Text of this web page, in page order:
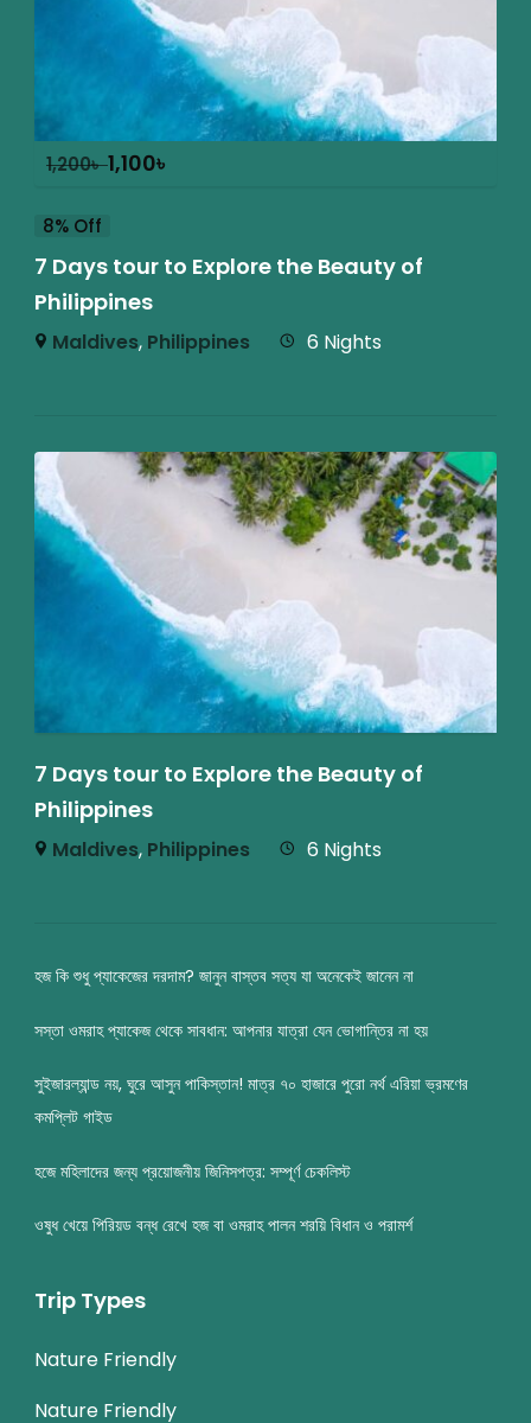
1,200৳1,100৳
8% Off
7 Days tour to Explore the Beauty of
Philippines
Maldives, Philippines 6 Nights
7 Days tour to Explore the Beauty of
Philippines
Maldives, Philippines 6 Nights
হজ কি শুধু প্যাকেজের দরদাম? জানুন বাস্তব সত্য যা অনেকেই জানেন না
সস্তা ওমরাহ প্যাকেজ থেকে সাবধান: আপনার যাত্রা যেন ভোগান্তির না হয়
সুইজারল্যান্ড নয়, ঘুরে আসুন পাকিস্তান! মাত্র ৭০ হাজারে পুরো নর্থ এরিয়া ভ্রমণের
কমপ্লিট গাইড
হজে মহিলাদের জন্য প্রয়োজনীয় জিনিসপত্র: সম্পূর্ণ চেকলিস্ট
ওষুধ খেয়ে পিরিয়ড বন্ধ রেখে হজ বা ওমরাহ পালন শরয়ি বিধান ও পরামর্শ
Trip Types
Nature Friendly
Nature Friendly